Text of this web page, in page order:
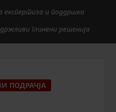
експертиза и поддршка
глинени решенија
ПОДРАЧЈА